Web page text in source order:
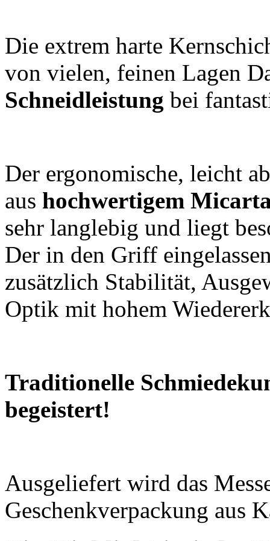
Die extrem harte
von vielen, feinen Lagen
Schneidleistung bei
Der ergonomische, leicht
aus hochwertigem
sehr langlebig und liegt
Der in den Griff
zusätzlich Stabilität,
Optik mit hohem
Traditionelle
begeistert!
Ausgeliefert wird das
Geschenkverpackung aus